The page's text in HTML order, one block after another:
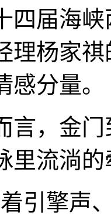
四届海
理杨家
分量。
，金门
里流淌的
擎声、